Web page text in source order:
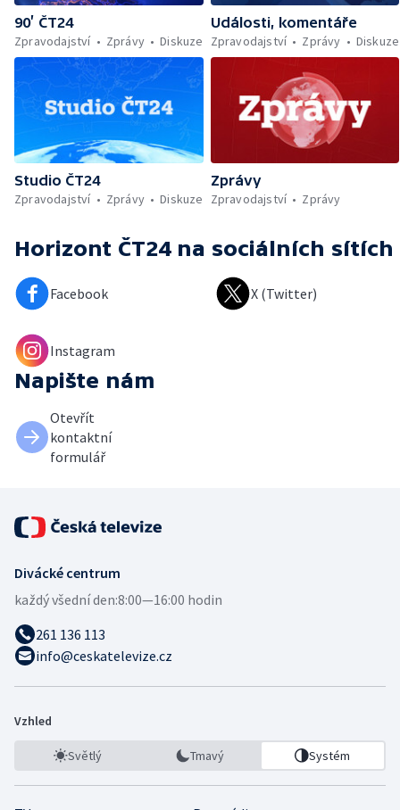
90’ ČT24
Zpravodajství
Zprávy Diskuze
Události, komentáře
Zpravodajství
Zprávy Diskuze
Studio ČT24
Zpravodajství
Zprávy Diskuze
Zprávy
Zpravodajství
Zprávy
Horizont ČT24 na sociálních sítích
Facebook X (Twitter)
Instagram
Napište nám
Otevřít
kontaktní
formulář
Divácké centrum
každý všední den:8:00—16:00 hodin
261 136 113
info@ceskatelevize.cz
Vzhled
Světlý Tmavý Systém